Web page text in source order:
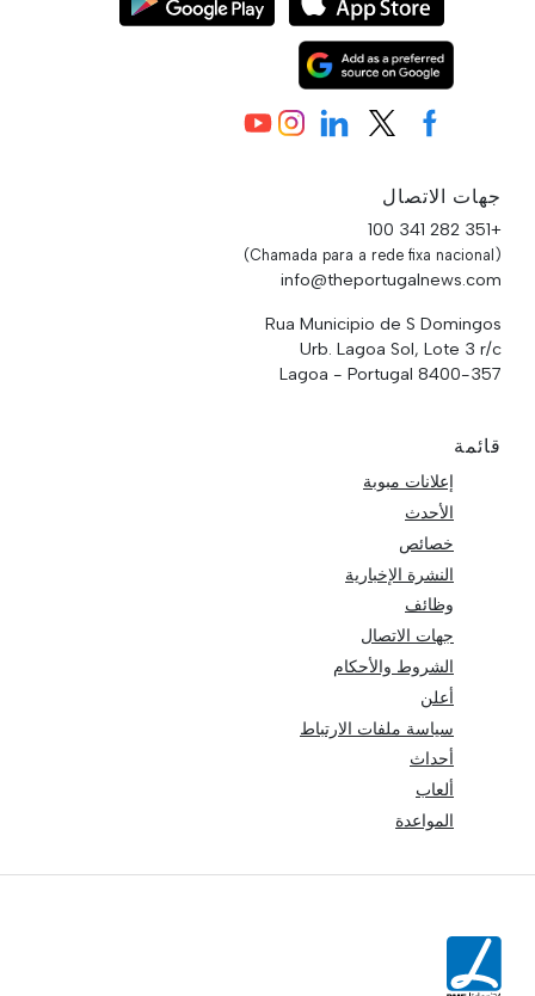
جهات الاتصال
+351 282 341 100
(Chamada para a rede fixa nacional)
info@theportugalnews.com
Rua Municipio de S Domingos
Urb. Lagoa Sol, Lote 3 r/c
8400-357 Lagoa - Portugal
قائمة
إعلانات مبوبة
الأحدث
خصائص
النشرة الإخبارية
وظائف
جهات الاتصال
الشروط والأحكام
أعلن
سياسة ملفات الارتباط
أحداث
ألعاب
المواعدة